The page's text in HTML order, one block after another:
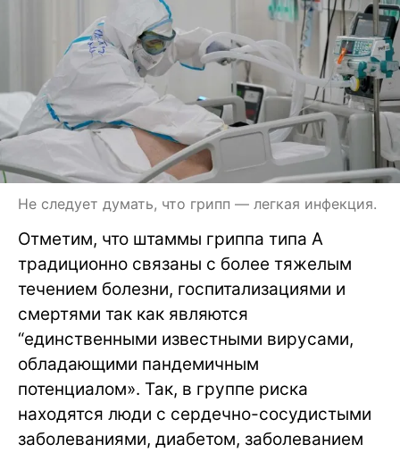
Не следует думать, что грипп — легкая инфекция.
Отметим, что штаммы гриппа типа А
традиционно связаны с более тяжелым
течением болезни, госпитализациями и
смертями так как являются
“единственными известными вирусами,
обладающими пандемичным
потенциалом». Так, в группе риска
находятся люди с сердечно-сосудистыми
заболеваниями, диабетом, заболеванием